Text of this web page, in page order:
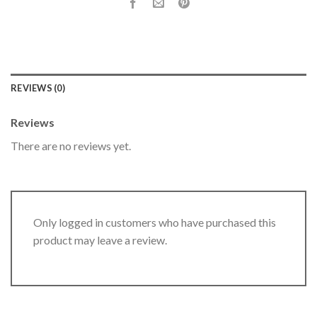
REVIEWS (0)
Reviews
There are no reviews yet.
Only logged in customers who have purchased this
product may leave a review.